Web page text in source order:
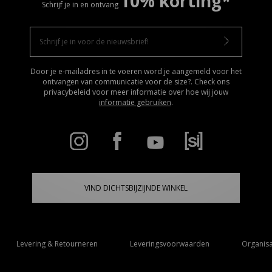
Schrijf je in en ontvang
Door je e-mailadres in te voeren word je aangemeld voor het
ontvangen van communicatie voor de size?. Check ons
privacybeleid voor meer informatie over hoe wij jouw
informatie gebruiken.
VIND DICHTSBIJZIJNDE WINKEL
Levering & Retourneren Leveringsvoorwaarden